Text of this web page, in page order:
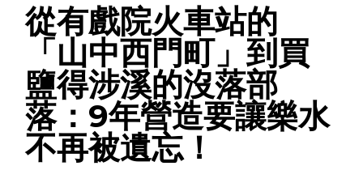
從有戲院火車站的
「山中西門町」到買
鹽得涉溪的沒落部
落：9年營造要讓樂水
不再被遺忘！